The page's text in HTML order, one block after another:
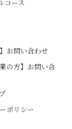
コース
お問い合わせ
の方】お問い合
ポリシー